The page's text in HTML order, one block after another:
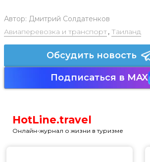
Автор: Дмитрий Солдатенков
Авиаперевозка и транспорт, Таиланд
Обсудить новость
Подписаться в MAX
HotLine.travel
Онлайн-журнал о жизни в туризме